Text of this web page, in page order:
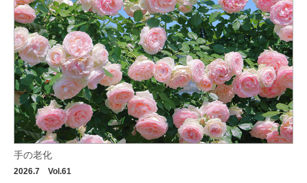
手の老化
2026.7
Vol.61